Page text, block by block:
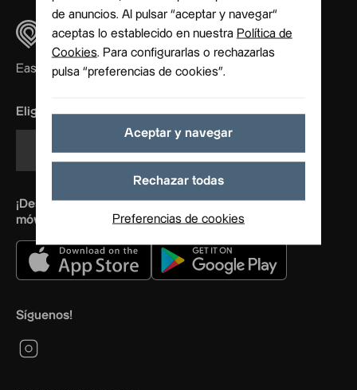
Easy, quickly, homely
Elige tu idioma
Español
¡Descárgate nuestra app y abre las puertas con tu
móvil!
Síguenos!
de anuncios. Al pulsar “aceptar y navegar“
aceptas lo establecido en nuestra Política de
Cookies. Para configurarlas o rechazarlas
pulsa “preferencias de cookies”.
Aceptar y navegar
Rechazar todas
Preferencias de cookies